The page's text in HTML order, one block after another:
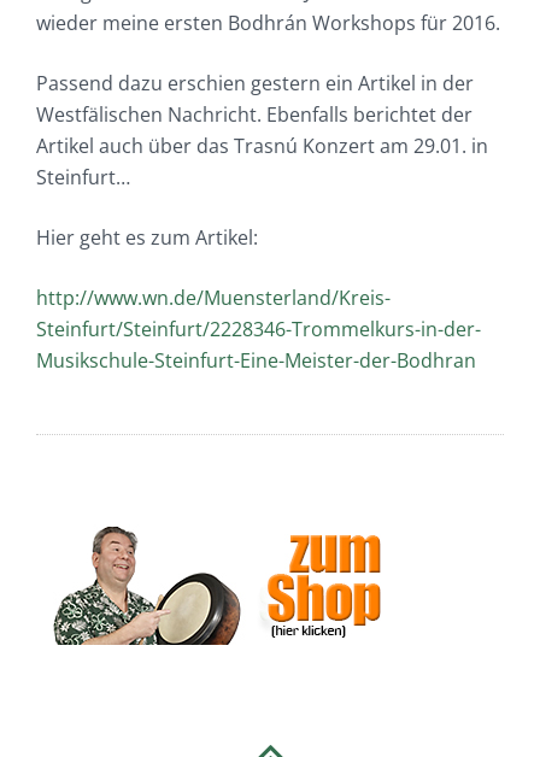
wieder meine ersten Bodhrán Workshops für 2016.
Passend dazu erschien gestern ein Artikel in der
Westfälischen Nachricht. Ebenfalls berichtet der
Artikel auch über das Trasnú Konzert am 29.01. in
Steinfurt…
Hier geht es zum Artikel:
http://www.wn.de/Muensterland/Kreis-
Steinfurt/Steinfurt/2228346-Trommelkurs-in-der-
Musikschule-Steinfurt-Eine-Meister-der-Bodhran